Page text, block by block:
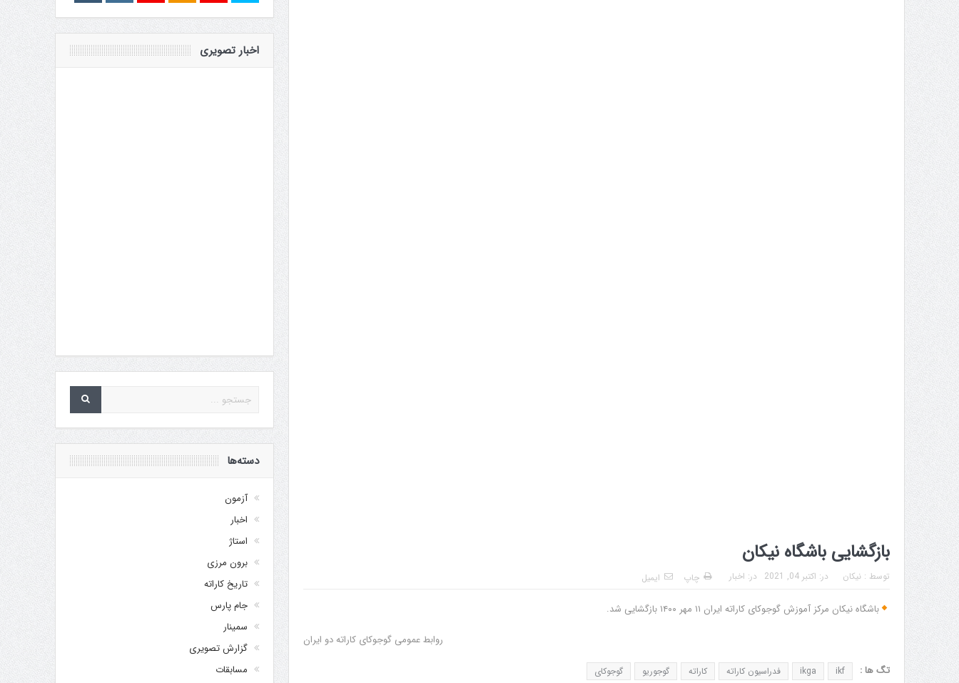
بازگشایی باشگاه نیکان
توسط :نیکان در: اکتبر 04, 2021 در: اخبار چاپ ایمیل
باشگاه نیکان مرکز آموزش گوجوکای کاراته ایران ۱۱ مهر ۱۴۰۰ بازگشایی شد.
روابط عمومی گوجوکای کاراته دو ایران
تگ ها : ikf
ikga فدراسیون کاراته کاراته گوجوریو گوجوکای
اخبار تصویری
دسته‌ها
آزمون
اخبار
استاژ
برون مرزی
تاریخ کاراته
جام پارس
سمینار
گزارش تصویری
مسابقات